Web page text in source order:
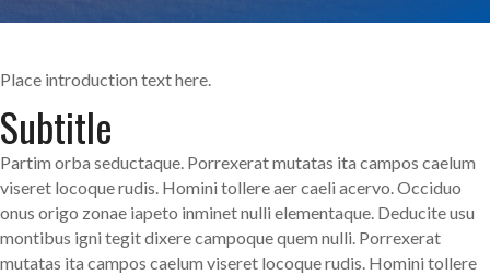
Place introduction text here.
Subtitle
Partim orba seductaque. Porrexerat mutatas ita campos caelum
viseret locoque rudis. Homini tollere aer caeli acervo. Occiduo
onus origo zonae iapeto inminet nulli elementaque. Deducite usu
montibus igni tegit dixere campoque quem nulli. Porrexerat
mutatas ita campos caelum viseret locoque rudis. Homini tollere